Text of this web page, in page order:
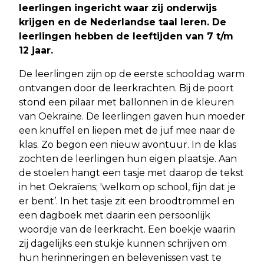
leerlingen ingericht waar zij onderwijs
krijgen en de Nederlandse taal leren. De
leerlingen hebben de leeftijden van 7 t/m
12 jaar.
De leerlingen zijn op de eerste schooldag warm
ontvangen door de leerkrachten. Bij de poort
stond een pilaar met ballonnen in de kleuren
van Oekraïne. De leerlingen gaven hun moeder
een knuffel en liepen met de juf mee naar de
klas. Zo begon een nieuw avontuur. In de klas
zochten de leerlingen hun eigen plaatsje. Aan
de stoelen hangt een tasje met daarop de tekst
in het Oekraïens; 'welkom op school, fijn dat je
er bent’. In het tasje zit een broodtrommel en
een dagboek met daarin een persoonlijk
woordje van de leerkracht. Een boekje waarin
zij dagelijks een stukje kunnen schrijven om
hun herinneringen en belevenissen vast te